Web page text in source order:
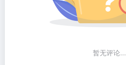
暂无评论...